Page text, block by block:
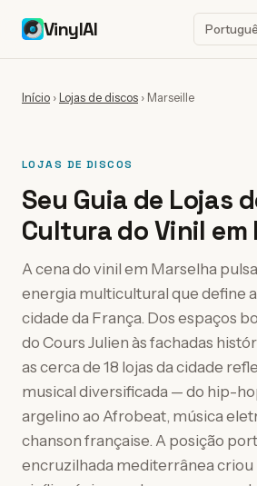
VinylAI
Início ›Lojas de discos › Marseille
LOJAS DE DISCOS
Seu Guia de Lojas
Cultura do Vinil em
A cena do vinil em Marselha
energia multicultural que define
cidade da França. Dos espaços
do Cours Julien às fachadas
as cerca de 18 lojas da cidade
musical diversificada — do hip-
argelino ao Afrobeat, música
chanson française. A posição
encruzilhada mediterrânea criou